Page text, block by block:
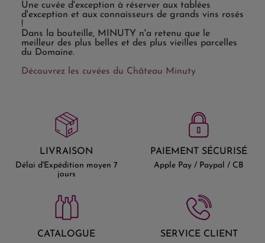
Une cuvée d'exception à réserver aux tablées
d'exception et aux connaisseurs de grands vins rosés
!
Dans la bouteille, MINUTY n'a retenu que le
meilleur des plus belles et des plus vieilles parcelles
du Domaine.
Découvrez les cuvées du Château Minuty
LIVRAISON
Délai d'Expédition moyen 7
jours
PAIEMENT SÉCURISÉ
Apple Pay / Paypal / CB
CATALOGUE SERVICE CLIENT